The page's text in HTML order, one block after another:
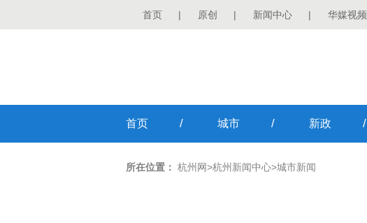
首页 | 原创 | 新闻中心 | 华媒视频
首页 / 城市 / 新政 /
所在位置： 杭州网>杭州新闻中心>城市新闻